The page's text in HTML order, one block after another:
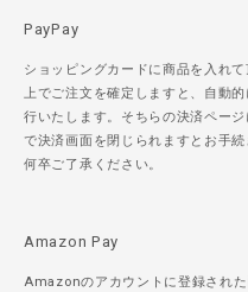
PayPay
ショッピングカードに商品を入れ
上でご注文を確定しますと、自動
行いたします。そちらの決済ペー
で決済画面を閉じられますとお手
何卒ご了承ください。
Amazon Pay
Amazonのアカウントに登録され